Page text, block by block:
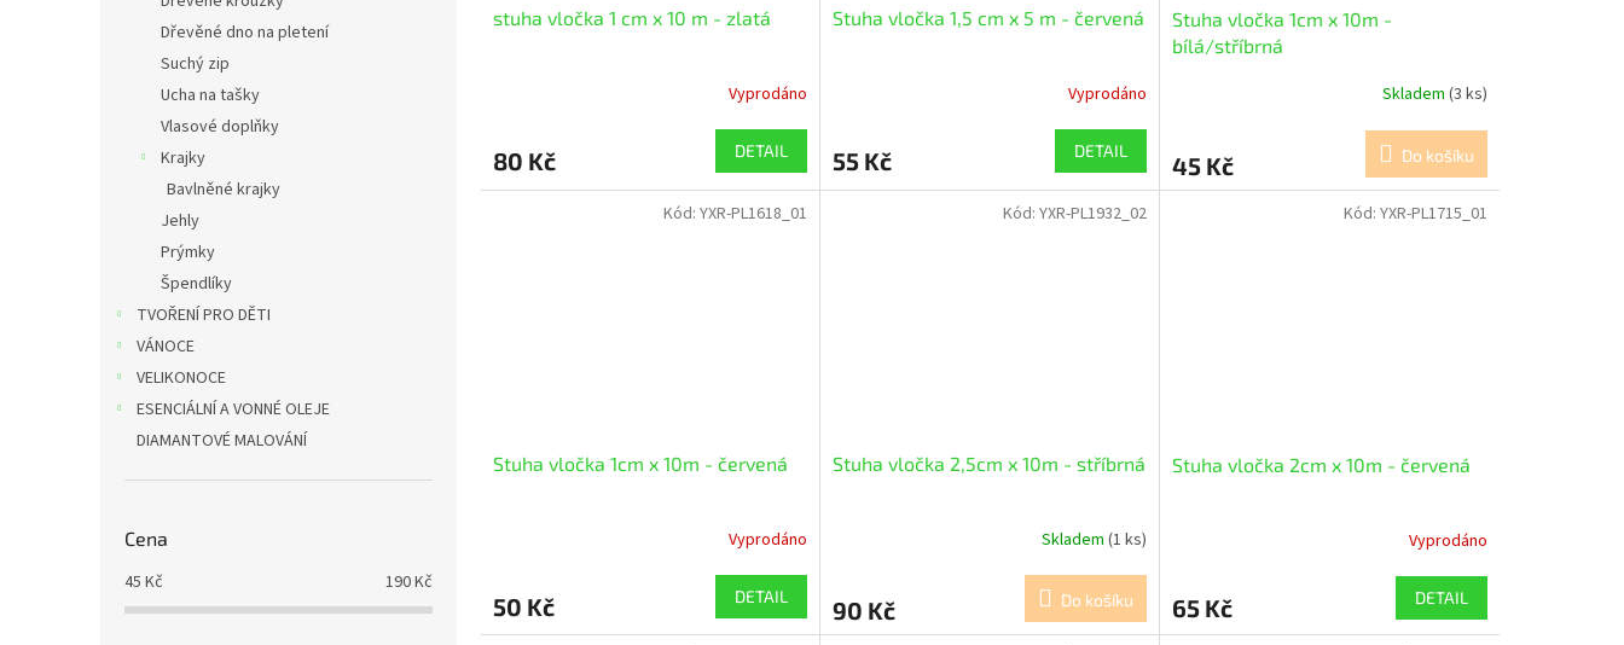
Dřevěné dno na pletení
Suchý zip
Ucha na tašky
Vlasové doplňky
Krajky
Bavlněné krajky
Jehly
Prýmky
Špendlíky
TVOŘENÍ PRO DĚTI
VÁNOCE
VELIKONOCE
ESENCIÁLNÍ A VONNÉ OLEJE
DIAMANTOVÉ MALOVÁNÍ
Cena
45 Kč 190Kč
stuha vločka 1 cm x 10 m - zlatá
Vyprodáno
80 Kč DETAIL
Stuha vločka 1,5 cm x 5 m - červená
Vyprodáno
55 Kč DETAIL
Stuha vločka 1cm x 10m -
bílá/stříbrná
Skladem (3 ks)
45 Kč Do košíku
Stuha vločka 1cm x 10m - červená
Vyprodáno
50 Kč DETAIL
Kód: YXR-PL1618_01
Stuha vločka 2,5cm x 10m - stříbrná
Skladem (1 ks)
90 Kč Do košíku
Kód: YXR-PL1932_02
Stuha vločka 2cm x 10m - červená
Vyprodáno
65 Kč DETAIL
Kód: YXR-PL1715_01